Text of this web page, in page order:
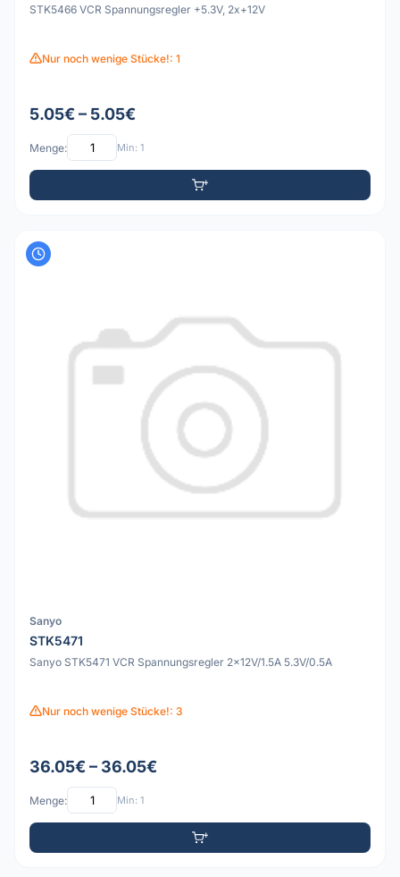
STK5466 VCR Spannungsregler +5.3V, 2x+12V
Nur noch wenige Stücke!: 1
5.05€ – 5.05€
Menge: Min: 1
Sanyo
STK5471
Sanyo STK5471 VCR Spannungsregler 2x12V/1.5A 5.3V/0.5A
Nur noch wenige Stücke!: 3
36.05€ – 36.05€
Menge: Min: 1